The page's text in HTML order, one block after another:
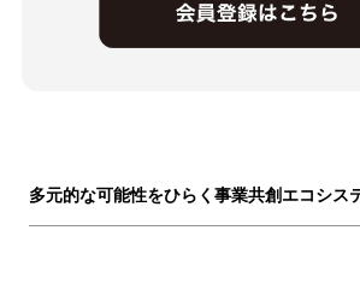
多元的な可能性をひらく事業共創エコシス